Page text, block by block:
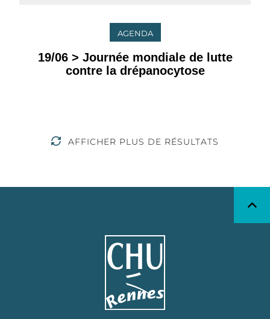
AGENDA
19/06 > Journée mondiale de lutte
contre la drépanocytose
AFFICHER PLUS DE RÉSULTATS